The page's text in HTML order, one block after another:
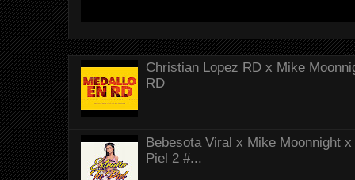
Christian Lopez RD x Mike
RD
Bebesota Viral x Mike Moonnight
Piel 2 #...